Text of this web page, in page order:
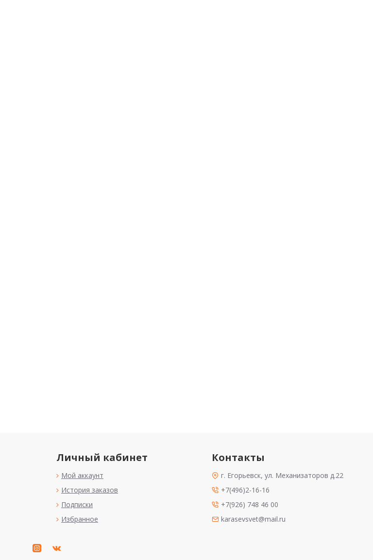
Личный кабинет
Мой аккаунт
История заказов
Подписки
Избранное
Контакты
г. Егорьевск, ул. Механизаторов д.22
+7(496)2-16-16
+7(926) 748 46 00
karasevsvet@mail.ru